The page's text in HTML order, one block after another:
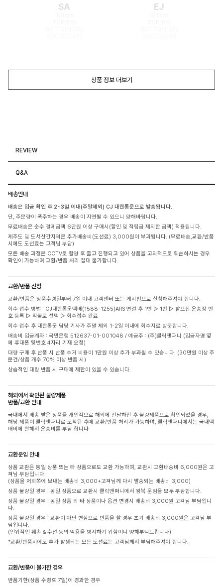
SA EJ
상품 정보 더보기
REVIEW
Q&A
배송안내
배송은 입금 확인 후 2~3일 이내(주말제외) CJ 대한통운으로 발송됩니다.
단, 주문량이 폭주하는 경우 배송이 지연될 수 있으니 양해바랍니다.
무료배송은 순수 결제금액 6만원 이상 구매시(할인 및 적립금 제외한 금액) 적용됩니다.
제주도 및 도서산간지역은 추가배송비(도선료) 3,000원이 부과됩니다. (무료배송,교환/반품
시에도 도선료는 고객님 부담)
모든 배송 과정은 CCTV로 촬영 후 출고 진행되고 있어 상품을 고의적으로 훼손하시는 경우
확인이 가능하며 교환/반품 처리 절대 불가합니다.
교환/반품 신청
교환/반품은 상품수령일부터 7일 이내 고객센터 또는 게시판으로 신청해주셔야 합니다.
회수 접수 방법 : CJ대한통운택배(1588-1255)ARS 연결 후 1번 ▷ 1번 ▷ 받으신 운송장 번
호 등록 ▷ 착불로 선택 ▷ 회수접수 완료
회수 접수 후 대한통운 담당 기사가 주말 제외 1-2일 이내에 회수지로 방문합니다.
배송비 입금계좌 : 국민은행 512637-01-001048 / 예금주 : (주)클릭앤퍼니 (입금자명 옆
에 휴대폰 뒷번호 4자리 기재 요청)
대량 구매 후 반품 시 반품 수거 비용이 1만원 이상 추가 부과될 수 있습니다. (30만원 이상 주
문건/상품 개수 70% 이상 반품 시)
상습적인 대량 반품 시 구매에 제한이 있을 수 있습니다.
해외에서 확인된 불량제품
반품/교환 안내
국내에서 배송 받은 상품을 개인적으로 해외에 전달하신 후 불량제품으로 확인되었을 경우,
해당 제품이 클릭앤퍼니로 도착된 후에 교환/반품 처리가 가능하며, 클릭앤퍼니에서는 국내택
배비에 한해서 운송비를 부담 합니다
교환운임 안내
상품 교환은 동일 상품 또는 타 상품으로도 교환 가능하며, 교환시 교환배송비 6,000원은 고
객님 부담입니다.
(상품을 저희쪽에 보내는 배송비 3,000+고객님께 다시 발송되는 배송비 3,000)
상품 불량일 경우 : 동일 상품으로 교환시 클릭앤퍼니에서 왕복 운임을 모두 부담합니다.
상품 불량일 경우 : 동일 상품 외 타 상품이나 옵션 변경시 배송비 3,000원 고객님 부담입니
다.
상품 불량일 경우 : 교환이 아닌 변심으로 반품을 할 경우 초기 배송비 3,000원은 고객님 부
담입니다.
(인위적인 훼손 & 수선 등의 악용을 방지하기 위함이니 양해부탁드립니다)
*교환/반품시에도 추가 발생되는 모든 도선료는 고객님께서 부담해주셔야 합니다.
교환/반품이 불가한 경우
반품기한(상품 수령후 7일)이 경과한 경우